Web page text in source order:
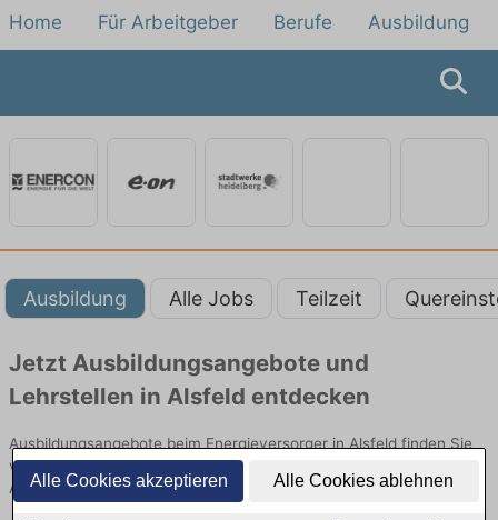
Alle Cookies akzeptieren Alle Cookies ablehnen
Home Für Arbeitgeber Berufe Ausbildung
Ausbildung Alle Jobs Teilzeit
Jetzt Ausbildungsangebote und
Lehrstellen in Alsfeld entdecken
Ausbildungsangebote beim Energieversorger in Alsfeld finden Sie
von namhaften Firmen. Entdecken Sie freie Optionen von Top-
Arbeitgebern und bewerben Sie sich noch heute.